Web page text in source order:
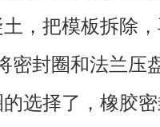
，把模板拆除
密封圈和法兰压
选择了，橡胶